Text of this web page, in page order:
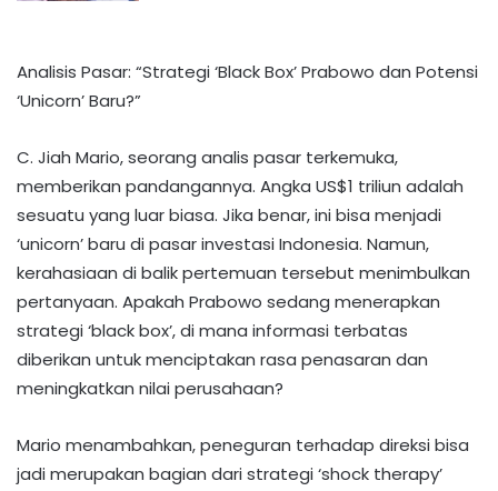
Analisis Pasar: “Strategi ‘Black Box’ Prabowo dan Potensi
‘Unicorn’ Baru?”
C. Jiah Mario, seorang analis pasar terkemuka,
memberikan pandangannya. Angka US$1 triliun adalah
sesuatu yang luar biasa. Jika benar, ini bisa menjadi
‘unicorn’ baru di pasar investasi Indonesia. Namun,
kerahasiaan di balik pertemuan tersebut menimbulkan
pertanyaan. Apakah Prabowo sedang menerapkan
strategi ‘black box’, di mana informasi terbatas
diberikan untuk menciptakan rasa penasaran dan
meningkatkan nilai perusahaan?
Mario menambahkan, peneguran terhadap direksi bisa
jadi merupakan bagian dari strategi ‘shock therapy’